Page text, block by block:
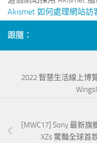
Akismet 如何處理網站訪
跟隨：
2022 智慧生活線上博
[MWC17] Sony 最新旗
XZs 驚豔全球首